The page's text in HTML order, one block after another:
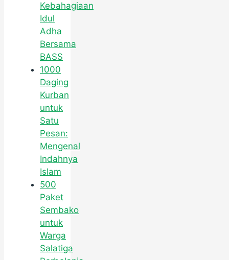
Kebahagiaan
Idul
Adha
Bersama
BASS
1000
Daging
Kurban
untuk
Satu
Pesan:
Mengenal
Indahnya
Islam
500
Paket
Sembako
untuk
Warga
Salatiga